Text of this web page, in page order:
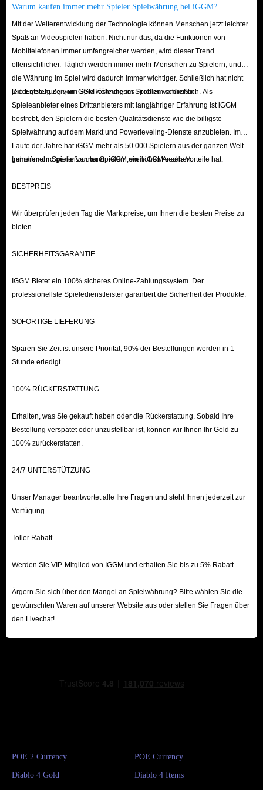
coins allows you to send animated gifts to streamers, making your chats
more lively and fun, and helping you build deeper connections with
other users.
Unlock Premium Features: Use coins to enter VIP rooms, get
battles.
Boost Your Profile: Sending coins increases your profile's visibility in
the MIGO Live app rankings, potentially leading to more matchmaking
opportunities.
Participate in Exclusive Events
: Some special events, such as
allowing you to unlock all premium features in MIGO Live and send
Warum kaufen immer mehr Spieler Spielwährung bei iGGM?
Mit der Weiterentwicklung der Technologie können Menschen jetzt leichter
Spaß an Videospielen haben. Nicht nur das, da die Funktionen von
Mobiltelefonen immer umfangreicher werden, wird dieser Trend
offensichtlicher. Täglich werden immer mehr Menschen zu Spielern, und
die Währung im Spiel wird dadurch immer wichtiger. Schließlich hat nicht
jeder genug Zeit, um Spielwährung im Spiel zu verdienen.
Die Entstehung von iGGM löste dieses Problem schließlich. Als
Spieleanbieter eines Drittanbieters mit langjähriger Erfahrung ist iGGM
bestrebt, den Spielern die besten Qualitätsdienste wie die billigste
Spielwährung auf dem Markt und Powerleveling-Dienste anzubieten. Im
Laufe der Jahre hat iGGM mehr als 50.000 Spielern aus der ganzen Welt
geholfen und genießt unter Spielern ein hohes Ansehen.
Immer mehr Spieler vertrauen iGGM, weil iGGM sechs Vorteile hat:
BESTPREIS
Wir überprüfen jeden Tag die Marktpreise, um Ihnen die besten Preise zu
bieten.
SICHERHEITSGARANTIE
IGGM Bietet ein 100% sicheres Online-Zahlungssystem. Der
professionellste Spieledienstleister garantiert die Sicherheit der Produkte.
SOFORTIGE LIEFERUNG
Sparen Sie Zeit ist unsere Priorität, 90% der Bestellungen werden in 1
Stunde erledigt.
100% RÜCKERSTATTUNG
Erhalten, was Sie gekauft haben oder die Rückerstattung. Sobald Ihre
Bestellung verspätet oder unzustellbar ist, können wir Ihnen Ihr Geld zu
100% zurückerstatten.
24/7 UNTERSTÜTZUNG
Unser Manager beantwortet alle Ihre Fragen und steht Ihnen jederzeit zur
Verfügung.
Toller Rabatt
Werden Sie VIP-Mitglied von IGGM und erhalten Sie bis zu 5% Rabatt.
Ärgern Sie sich über den Mangel an Spielwährung? Bitte wählen Sie die
gewünschten Waren auf unserer Website aus oder stellen Sie Fragen über
den Livechat!
POE 2 Currency POE Currency
Diablo 4 Gold Diablo 4 Items